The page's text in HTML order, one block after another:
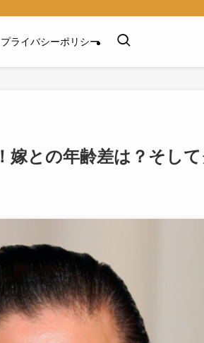
プライバシーポリシー
嫁との年齢差は？そし